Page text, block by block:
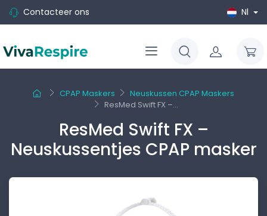
Contacteer ons Nl
CPAP Maskers
Neuskussen CPAP Maskers
ResMed Swift FX –...
ResMed Swift FX –
Neuskussentjes CPAP masker